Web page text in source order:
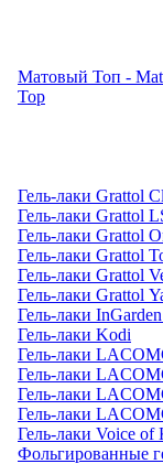
Матовый Топ -
Top
Гель-лаки Grattol
Гель-лаки Grattol
Гель-лаки Grattol
Гель-лаки Grattol
Гель-лаки Grattol
Гель-лаки Grattol
Гель-лаки
Гель-лаки Kodi
Гель-лаки
Гель-лаки
Гель-лаки
Гель-лаки
Гель-лаки Voice of
Фольгированные